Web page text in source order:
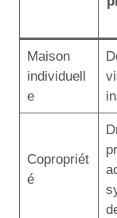
Maison
individuell
e
Copropriét
é